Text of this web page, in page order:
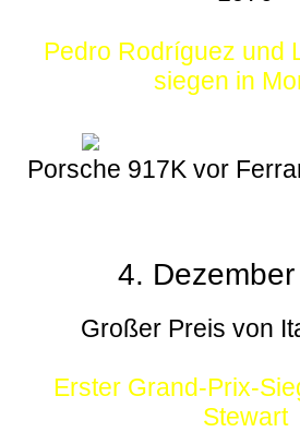
Pedro Rodríguez und
siegen in
Porsche 917K vor
4.
Großer Preis von
Erster Grand-Prix-
Stewart